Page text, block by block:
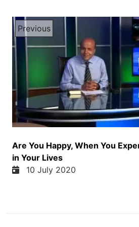
Previous
Are You Happy, When You
in Your Lives
10 July 2020